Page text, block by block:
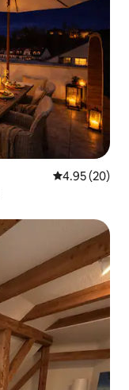
平均评分
4.95 (20)